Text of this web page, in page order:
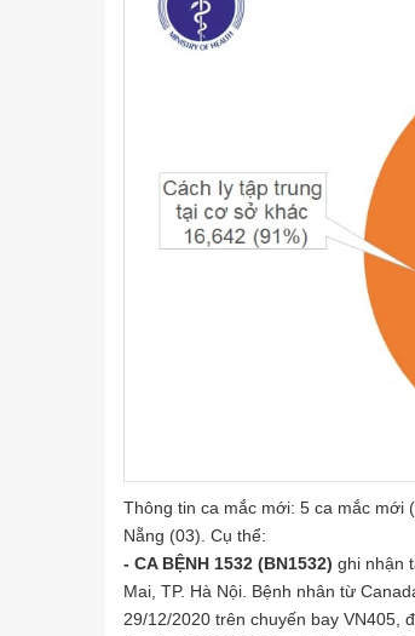
Thông tin ca mắc mới: 5 ca mắc mới
Nẵng (03). Cụ thể:
- CA BỆNH 1532 (BN1532) ghi nhận
Mai, TP. Hà Nội. Bệnh nhân từ
29/12/2020 trên chuyến bay VN405,